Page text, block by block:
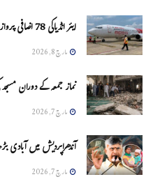
ایئر انڈیاکی 78 اضافی پروازوں کی شروعات
مارچ 8, 2026
نماز جمعہ کے دوران مسجد کی
مارچ 7, 2026
آندھراپردیش میں آبادی
مارچ 7, 2026